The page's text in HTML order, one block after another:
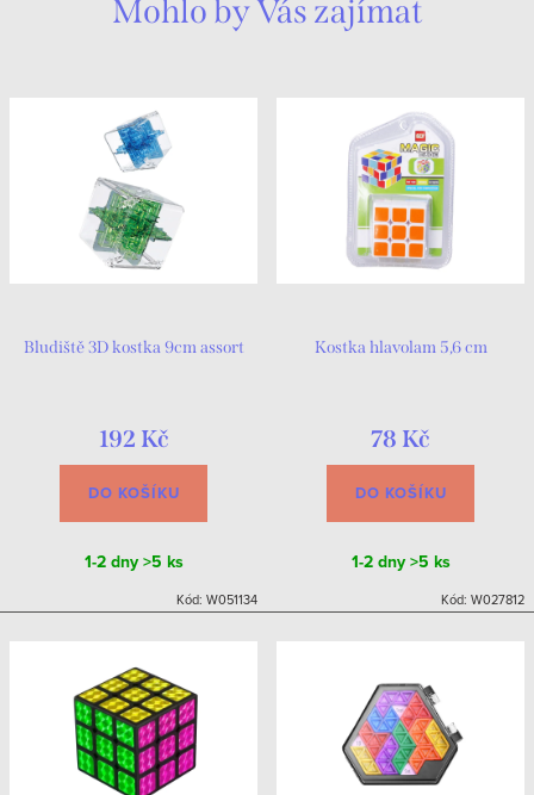
Mohlo by Vás zajímat
Bludiště 3D kostka 9cm assort
192 Kč
DO KOŠÍKU
1-2 dny>5 ks
Kód: W051134
Kostka hlavolam 5,6 cm
78 Kč
DO KOŠÍKU
1-2 dny>5 ks
Kód: W027812